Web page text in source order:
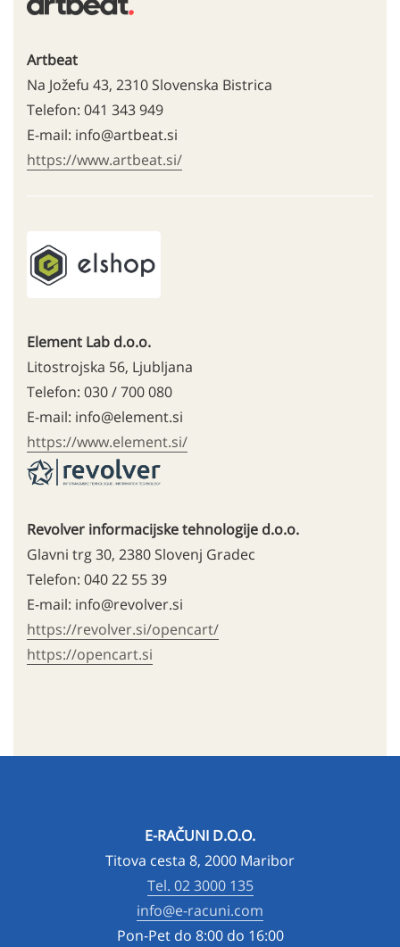
Artbeat
Na Jožefu 43, 2310 Slovenska Bistrica
Telefon: 041 343 949
E-mail: info@artbeat.si
https://www.artbeat.si/
Element Lab d.o.o.
Litostrojska 56, Ljubljana
Telefon: 030 / 700 080
E-mail: info@element.si
https://www.element.si/
Revolver informacijske tehnologije d.o.o.
Glavni trg 30, 2380 Slovenj Gradec
Telefon: 040 22 55 39
E-mail: info@revolver.si
https://revolver.si/opencart/
https://opencart.si
E-RAČUNI D.O.O.
Titova cesta 8, 2000 Maribor
Tel. 02 3000 135
info@e-racuni.com
Pon-Pet do 8:00 do 16:00